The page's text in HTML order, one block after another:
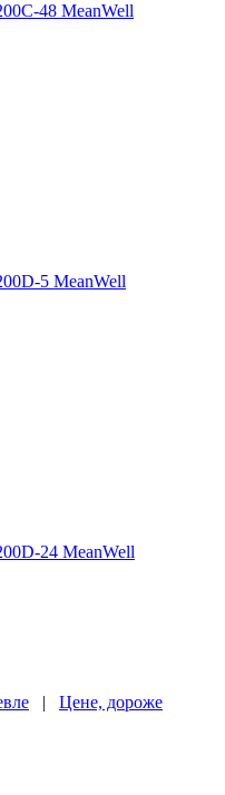
48 MeanWell
5 MeanWell
24 MeanWell
| Цене, дороже